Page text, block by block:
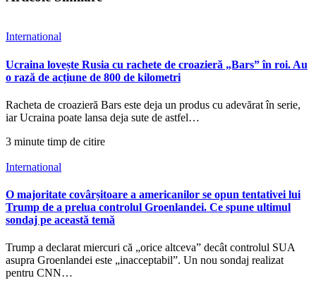
International
Ucraina lovește Rusia cu rachete de croazieră „Bars” în roi. Au
o rază de acțiune de 800 de kilometri
Racheta de croazieră Bars este deja un produs cu adevărat în serie,
iar Ucraina poate lansa deja sute de astfel…
3 minute timp de citire
International
O majoritate covârșitoare a americanilor se opun tentativei lui
Trump de a prelua controlul Groenlandei. Ce spune ultimul
sondaj pe această temă
Trump a declarat miercuri că „orice altceva” decât controlul SUA
asupra Groenlandei este „inacceptabil”. Un nou sondaj realizat
pentru CNN…